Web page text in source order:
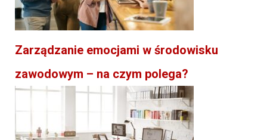
Zarządzanie emocjami w środowisku
zawodowym – na czym polega?